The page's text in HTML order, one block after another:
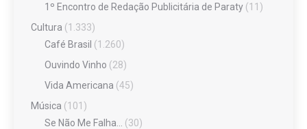
1º Encontro de Redação Publicitária de Paraty (11)
Cultura (1.333)
Café Brasil (1.260)
Ouvindo Vinho (28)
Vida Americana (45)
Música (101)
Se Não Me Falha…
(30)